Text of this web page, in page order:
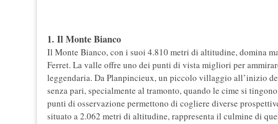
1. Il Monte Bianco
Il Monte Bianco, con i suoi 4.810 metri di altitudine, domina
Ferret. La valle offre uno dei punti di vista migliori per
leggendaria. Da Planpincieux, un piccolo villaggio all’inizio
senza pari, specialmente al tramonto, quando le cime si
punti di osservazione permettono di cogliere diverse
situato a 2.062 metri di altitudine, rappresenta il culmine di